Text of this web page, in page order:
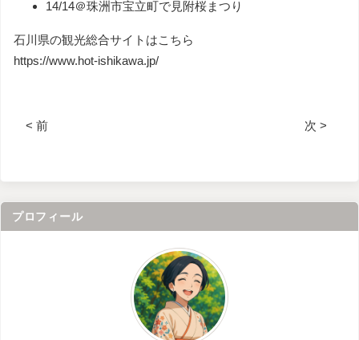
14/14＠珠洲市宝立町で見附桜まつり
石川県の観光総合サイトはこちら
https://www.hot-ishikawa.jp/
< 前 次 >
プロフィール